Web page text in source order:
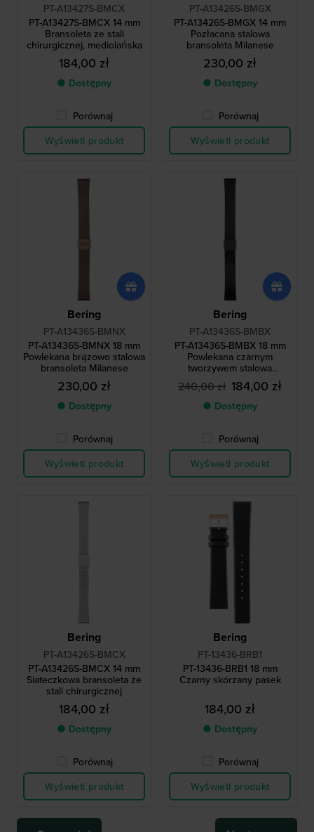
PT-A13427S-BMCX
PT-A13427S-BMCX 14 mm
Bransoleta ze stali
chirurgicznej, mediolańska
184,00 zł
● Dostępny
Porównaj
Wyświetl produkt
PT-A13426S-BMGX
PT-A13426S-BMGX 14 mm
Pozłacana stalowa
bransoleta Milanese
230,00 zł
● Dostępny
Porównaj
Wyświetl produkt
Bering
PT-A13436S-BMNX
PT-A13436S-BMNX 18 mm
Powlekana brązowo stalowa
bransoleta Milanese
230,00 zł
● Dostępny
Porównaj
Wyświetl produkt
Bering
PT-A13436S-BMBX
PT-A13436S-BMBX 18 mm
Powlekana czarnym
tworzywem stalowa
bransoleta Milanese
240,00 zł 184,00 zł
● Dostępny
Porównaj
Wyświetl produkt
Bering
PT-A13426S-BMCX
PT-A13426S-BMCX 14 mm
Siateczkowa bransoleta ze
stali chirurgicznej
184,00 zł
● Dostępny
Porównaj
Wyświetl produkt
Bering
PT-13436-BRB1
PT-13436-BRB1 18 mm
Czarny skórzany pasek
184,00 zł
● Dostępny
Porównaj
Wyświetl produkt